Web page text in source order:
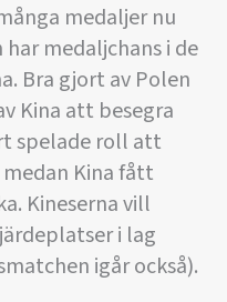
medaljer nu
medaljchans i de
Bra gjort av Polen
Kina att besegra
spelade roll att
Kina fått
Kineserna vill
i lag
igår också).